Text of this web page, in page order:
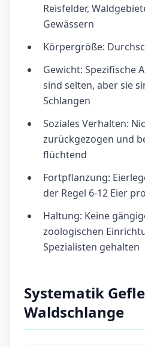
Reisfelder,
Gewässern
Körpergröße:
Gewicht: Spezifische
sind selten, aber sie
Schlangen
Soziales Verhalten:
zurückgezogen und
flüchtend
Fortpflanzung:
der Regel 6-12 Eier
Haltung: Keine
zoologischen
Spezialisten gehalten
Systematik
Waldschlange